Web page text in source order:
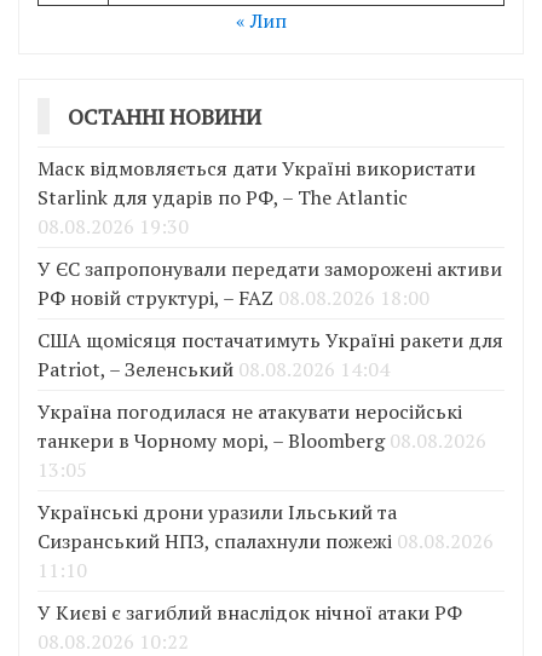
« Лип
ОСТАННІ НОВИНИ
Маск відмовляється дати Україні використати
Starlink для ударів по РФ, – The Atlantic
08.08.2026 19:30
У ЄС запропонували передати заморожені активи
РФ новій структурі, – FAZ 08.08.2026 18:00
США щомісяця постачатимуть Україні ракети для
Patriot, – Зеленський 08.08.2026 14:04
Україна погодилася не атакувати неросійські
танкери в Чорному морі, – Bloomberg 08.08.2026
13:05
Українські дрони уразили Ільський та
Сизранський НПЗ, спалахнули пожежі 08.08.2026
11:10
У Києві є загиблий внаслідок нічної атаки РФ
08.08.2026 10:22